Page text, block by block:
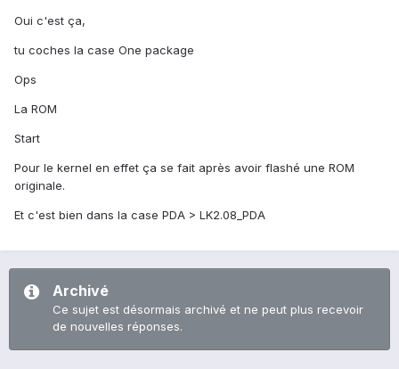
Oui c'est ça,
tu coches la case One package
Ops
La ROM
Start
Pour le kernel en effet ça se fait après avoir flashé une ROM
originale.
Et c'est bien dans la case PDA > LK2.08_PDA
Archivé
Ce sujet est désormais archivé et ne peut plus recevoir
de nouvelles réponses.